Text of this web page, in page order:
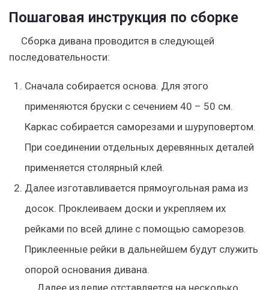
Пошаговая инструкция по сборке
Сборка дивана проводится в следующей
последовательности:
Сначала собирается основа. Для этого
применяются бруски с сечением 40 – 50 см.
Каркас собирается саморезами и шуруповертом.
При соединении отдельных деревянных деталей
применяется столярный клей.
Далее изготавливается прямоугольная рама из
досок. Проклеиваем доски и укрепляем их
рейками по всей длине с помощью саморезов.
Приклеенные рейки в дальнейшем будут служить
опорой основания дивана.
Далее изделие отставляется на несколько